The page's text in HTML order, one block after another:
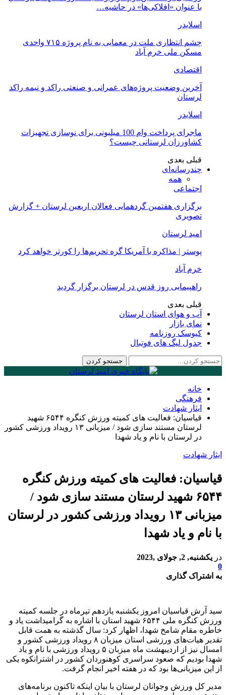
با عنوان «افلاکی‌ها» در حاشیه…
اسلایدر
چشم انتظاری ملت در معمایی به نام پروژه ۷۱۵ واحدی
مسکن ملی خرم آباد
اقتصادی
آخرین وضعیت پروژه‌های عمرانی و صنعتی راکد و نیمه راکد
لرستان
اسلایدر
ماجرای پرداخت وام 100 میلیونی برای نوسازی تجهیزات
کشاورزان لرستانی چیست؟
قبلی بعدی
چندرسانه‌ای
همه
اجتماعی
برگزاری هفتمین گردهمایی فعالان اربعین لرستان + گزارش
تصویری
امید لرستان
پوستر | مذاکره با آمریکا گره تحریم‌ها را کورتر خواهد کرد
خرم آباد
راهپیمایی روز قدس در لرستان برگزار گردید
قبلی بعدی
آب و هوای استان لرستان
نمای بازار
کیوسک روزنامه
جدول لیگ های فوتبال
خانه
فرهنگی
ایثار شهادت
قیاسیان: فعالیت های کمیته ورزش کنگره ۶۵۴۴ شهید
لرستان مستند سازی شود / میزبانی ۱۳ رویداد ورزشی کشور
در لرستان با نام و یاد شهدا
ایثار شهادت
قیاسیان: فعالیت های کمیته ورزش کنگره
۶۵۴۴ شهید لرستان مستند سازی شود /
میزبانی ۱۳ رویداد ورزشی کشور در لرستان
با نام و یاد شهدا
در یکشنبه, 2, جولای ,2023
0
به اشتراک گذاری
سید آرش قیاسیان امروز یکشنبه یازدهم تیرماه در جلسه کمیته
ورزش کنگره ملی ۶۵۴۴ شهید استان با اشاره به گرامیداشت یاد و
خاطره مقام شامخ شهدا، اظهار کرد: سال گذشته به همت قابل
تقدیر هیات‌های ورزشی استان میزبان ۸ رویداد ورزشی کشور و
امسال نیز از اردیبهشت ماه میزبان ۵ رویداد ورزشی با نام و یاد
شهدا بودیم که صعود سراسری کوهنوردان کشور در اشترانکوه یکی
از این میزبانی‌ها بود که در هفته اخیر انجام گرفت.
مدیر کل ورزش وجوانان لرستان با بیان اینکه تاکنون برنامه‌های